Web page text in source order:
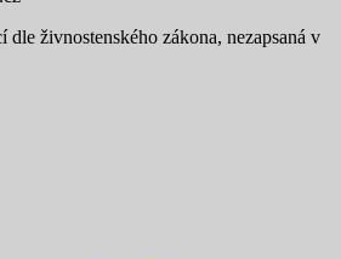
živnostenského zákona, nezapsaná v